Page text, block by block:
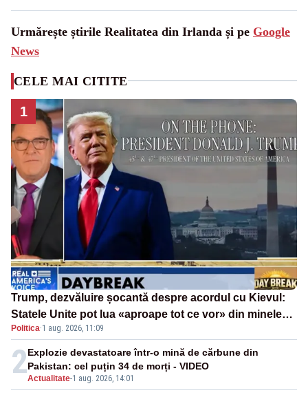
Urmărește știrile Realitatea din Irlanda și pe Google
News
CELE MAI CITITE
1
Trump, dezvăluire șocantă despre acordul cu Kievul:
Statele Unite pot lua «aproape tot ce vor» din minele
Ucrainei”
Politica·1 aug. 2026, 11:09
2Actualitate-1 aug. 2026, 14:01
Explozie devastatoare într-o mină de cărbune din
Pakistan: cel puțin 34 de morți - VIDEO